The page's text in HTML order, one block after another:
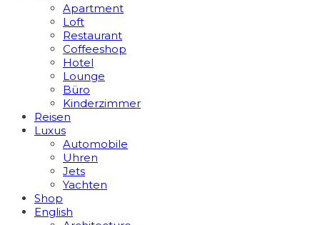
Apart­ment
Loft
Restaurant
Coffeeshop
Hotel
Lounge
Büro
Kinderzimmer
Reisen
Luxus
Automobile
Uhren
Jets
Yachten
Shop
English